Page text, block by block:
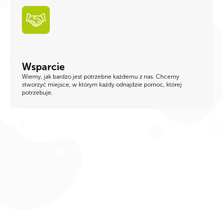
Wsparcie
Wiemy, jak bardzo jest potrzebne każdemu z nas. Chcemy
stworzyć miejsce, w którym każdy odnajdzie pomoc, której
potrzebuje.